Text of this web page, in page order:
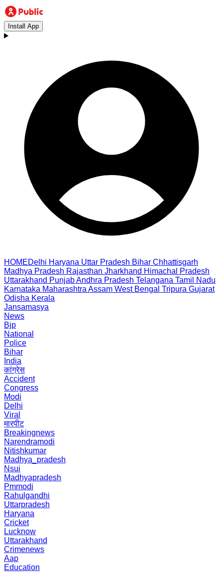
Install App
HOMEDelhi Haryana Uttar Pradesh Bihar Chhattisgarh
Madhya Pradesh Rajasthan Jharkhand Himachal Pradesh
Uttarakhand PunjabAndhra Pradesh Telangana Tamil Nadu
Karnataka Maharashtra Assam West Bengal Tripura Gujarat
Odisha Kerala
Jansamasya
News
Bjp
National
Police
Bihar
India
कांग्रेस
Accident
Congress
Modi
Delhi
Viral
मारपीट
Breakingnews
Narendramodi
Nitishkumar
Madhya_pradesh
Nsui
Madhyapradesh
Pmmodi
Rahulgandhi
Uttarpradesh
Haryana
Cricket
Lucknow
Uttarakhand
Crimenews
Aap
Education